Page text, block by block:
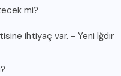
mi?
ihtiyaç var. - Yeni Iğdır